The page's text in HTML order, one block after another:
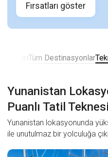
Fırsatları göster
Tüm Destinasyonlar
Yunanistan
Puanlı Tatil
Yunanistan lokasyonunda
ile unutulmaz bir yolculuğa